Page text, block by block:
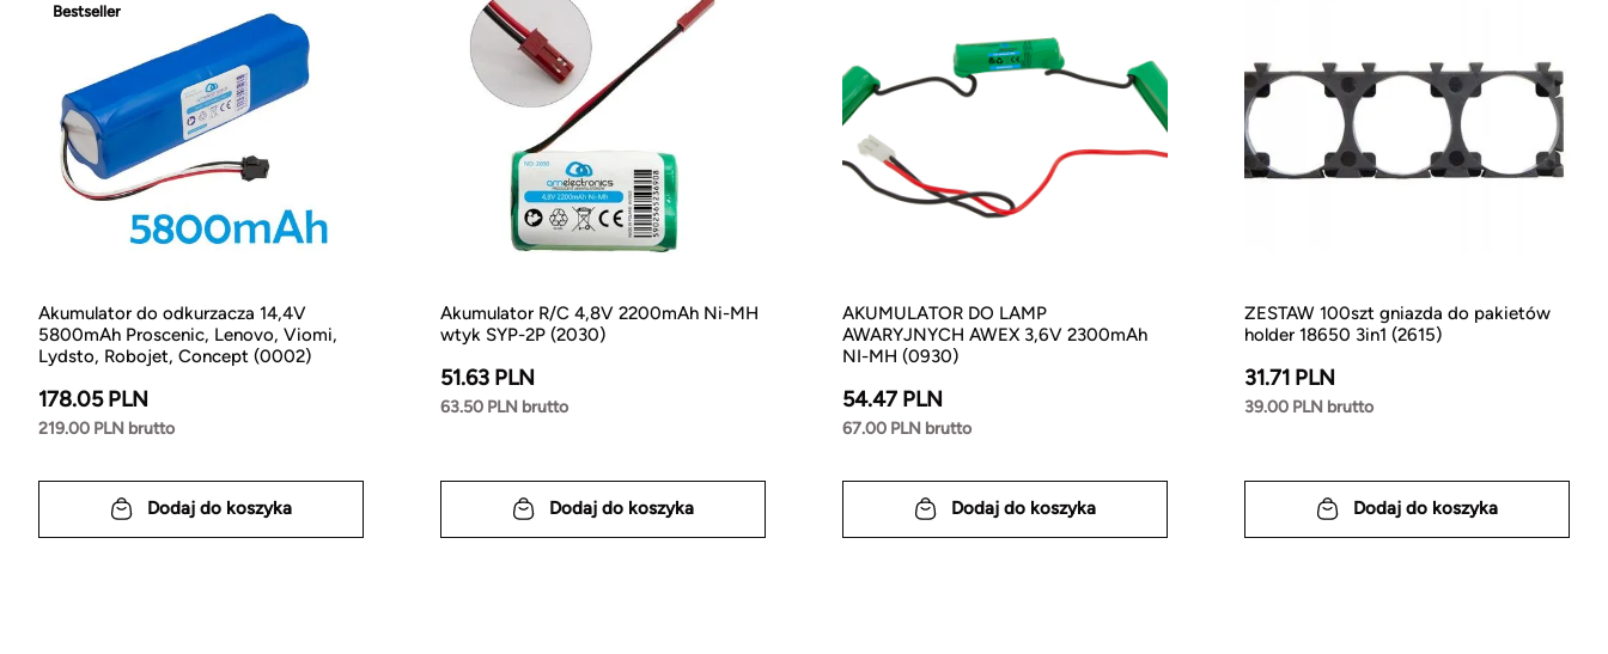
Bestseller
Akumulator do odkurzacza 14,4V
5800mAh Proscenic, Lenovo, Viomi,
Lydsto, Robojet, Concept (0002)
178.05 PLN
219.00 PLN brutto
Dodaj do koszyka
Akumulator R/C 4,8V 2200mAh Ni-MH
wtyk SYP-2P (2030)
51.63 PLN
63.50 PLN brutto
Dodaj do koszyka
AKUMULATOR DO LAMP
AWARYJNYCH AWEX 3,6V 2300mAh
NI-MH (0930)
54.47 PLN
67.00 PLN brutto
Dodaj do koszyka
ZESTAW 100szt gniazda do pakietów
holder 18650 3in1 (2615)
31.71 PLN
39.00 PLN brutto
Dodaj do koszyka